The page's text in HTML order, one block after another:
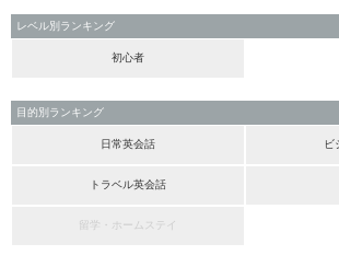
レベル別ランキング
初心者
目的別ランキング
日常英会話 ビ
トラベル英会話
留学・ホームステイ